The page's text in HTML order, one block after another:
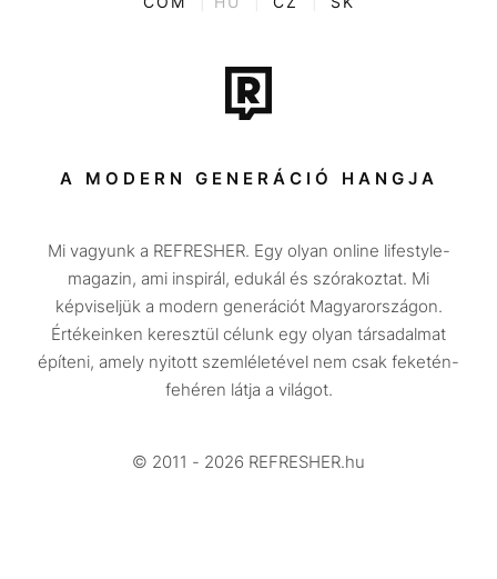
Tech-Tudomány
Sport
Társadalom
Utazás
Életmód
Design
Beszélgetések
Videó
A MODERN GENERÁCIÓ HANGJA
Mi vagyunk a REFRESHER. Egy olyan online lifestyle-
magazin, ami inspirál, edukál és szórakoztat. Mi
képviseljük a modern generációt Magyarországon.
Értékeinken keresztül célunk egy olyan társadalmat
építeni, amely nyitott szemléletével nem csak feketén-
fehéren látja a világot.
© 2011 - 2026 REFRESHER.hu